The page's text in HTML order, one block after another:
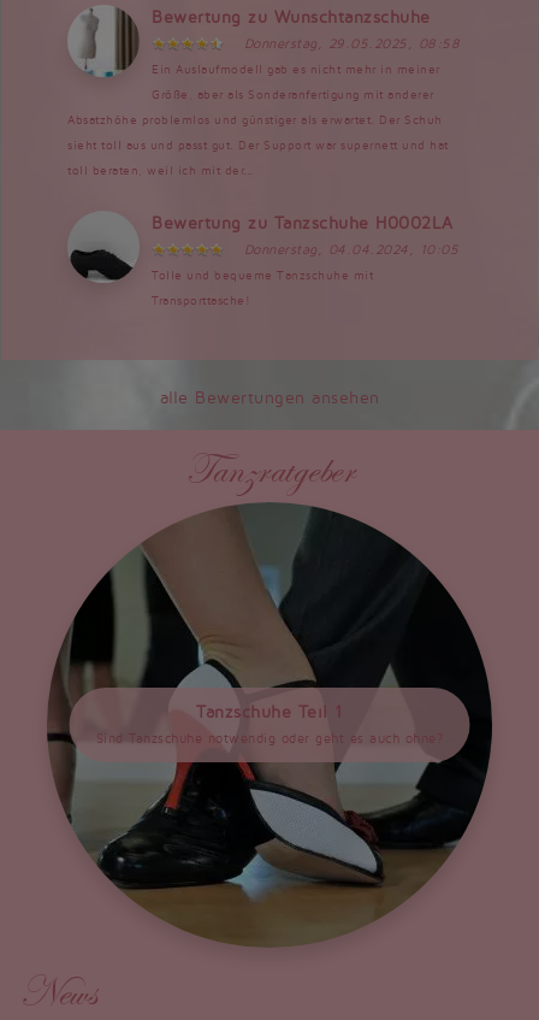
Bewertung zu Wunschtanzschuhe
Donnerstag, 29.05.2025, 08:58
Ein Auslaufmodell gab es nicht mehr in meiner
Größe, aber als Sonderanfertigung mit anderer
Absatzhöhe problemlos und günstiger als erwartet. Der Schuh
sieht toll aus und passt gut. Der Support war supernett und hat
toll beraten, weil ich mit der...
Bewertung zu Tanzschuhe H0002LA
Donnerstag, 04.04.2024, 10:05
Tolle und bequeme Tanzschuhe mit
Transporttasche!
alle Bewertungen ansehen
Tanzratgeber
Tanzschuhe Teil 1
Sind Tanzschuhe notwendig oder geht es auch ohne?
News